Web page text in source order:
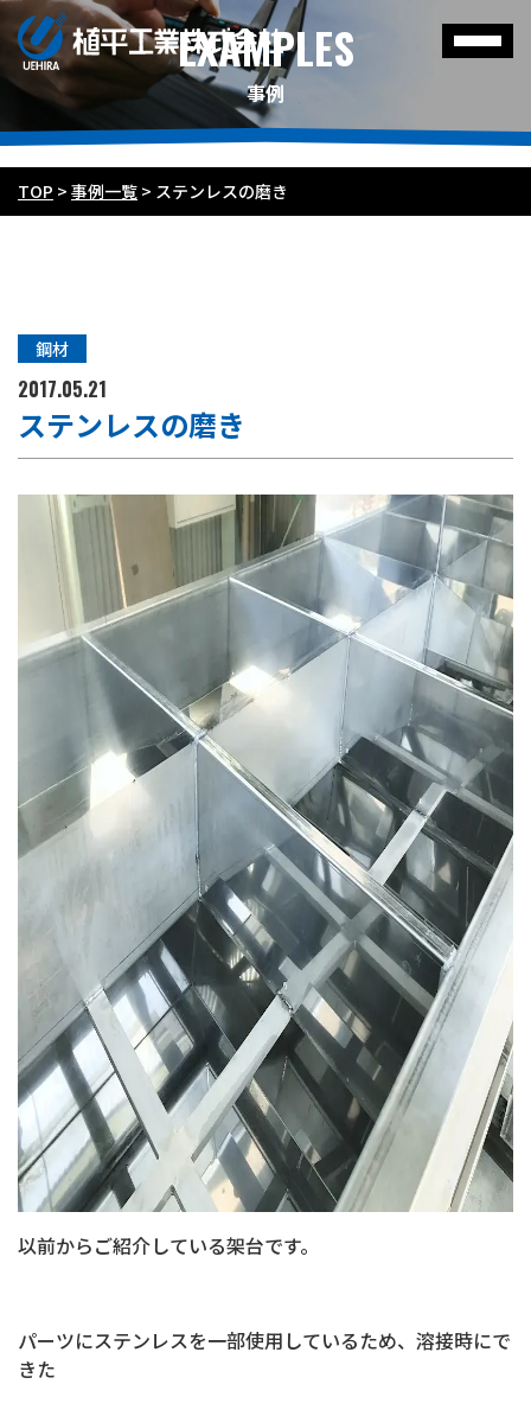
EXAMPLES
事例
TOP > 事例一覧 > ステンレスの磨き
鋼材
2017.05.21
ステンレスの磨き
以前からご紹介している架台です。
パーツにステンレスを一部使用しているため、溶接時にで
きた